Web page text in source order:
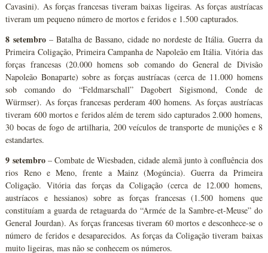
Cavasini). As forças francesas tiveram baixas ligeiras. As forças austríacas
tiveram um pequeno número de mortos e feridos e 1.500 capturados.
8 setembro– Batalha de Bassano, cidade no nordeste de Itália. Guerra da
Primeira Coligação, Primeira Campanha de Napoleão em Itália. Vitória das
forças francesas (20.000 homens sob comando do General de Divisão
Napoleão Bonaparte) sobre as forças austríacas (cerca de 11.000 homens
sob comando do “Feldmarschall” Dagobert Sigismond, Conde de
Würmser). As forças francesas perderam 400 homens. As forças austríacas
tiveram 600 mortos e feridos além de terem sido capturados 2.000 homens,
30 bocas de fogo de artilharia, 200 veículos de transporte de munições e 8
estandartes.
9 setembro– Combate de Wiesbaden, cidade alemã junto à confluência dos
rios Reno e Meno, frente a Mainz (Mogúncia). Guerra da Primeira
Coligação. Vitória das forças da Coligação (cerca de 12.000 homens,
austríacos e hessianos) sobre as forças francesas (1.500 homens que
constituíam a guarda de retaguarda do “Armée de la Sambre-et-Meuse” do
General Jourdan). As forças francesas tiveram 60 mortos e desconhece-se o
número de feridos e desaparecidos. As forças da Coligação tiveram baixas
muito ligeiras, mas não se conhecem os números.